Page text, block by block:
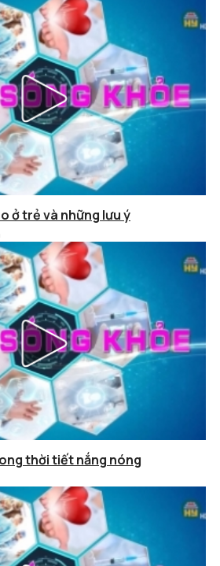
ở trẻ và những lưu ý
thời tiết nắng nóng